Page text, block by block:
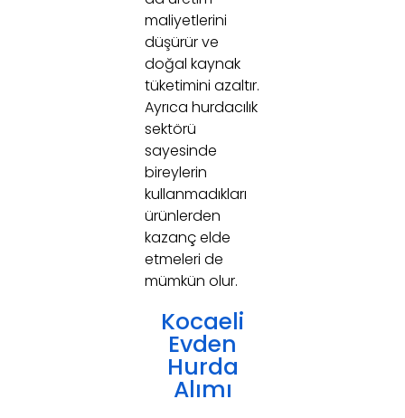
maliyetlerini
düşürür ve
doğal kaynak
tüketimini azaltır.
Ayrıca hurdacılık
sektörü
sayesinde
bireylerin
kullanmadıkları
ürünlerden
kazanç elde
etmeleri de
mümkün olur.
Kocaeli
Evden
Hurda
Alımı